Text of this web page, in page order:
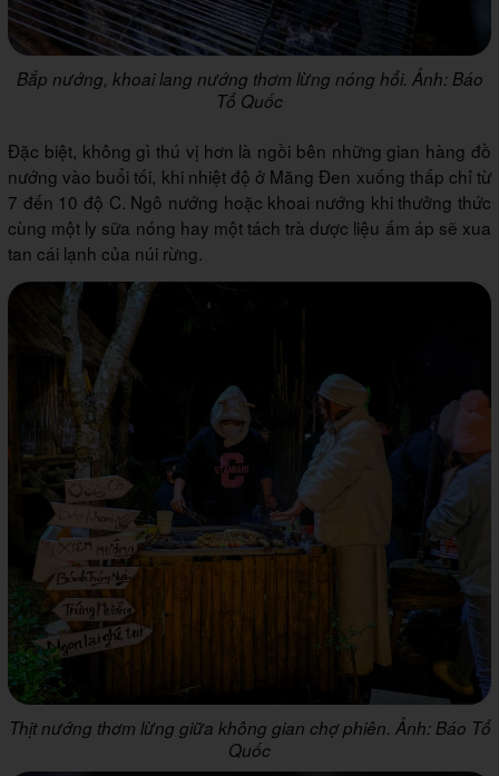
Bắp nướng, khoai lang nướng thơm lừng nóng hổi. Ảnh: Báo
Tổ Quốc
Đặc biệt, không gì thú vị hơn là ngồi bên những gian hàng đồ
nướng vào buổi tối, khi nhiệt độ ở Măng Đen xuống thấp chỉ từ
7 đến 10 độ C. Ngô nướng hoặc khoai nướng khi thưởng thức
cùng một ly sữa nóng hay một tách trà dược liệu ấm áp sẽ xua
tan cái lạnh của núi rừng.
Thịt nướng thơm lừng giữa không gian chợ phiên. Ảnh: Báo Tổ
Quốc